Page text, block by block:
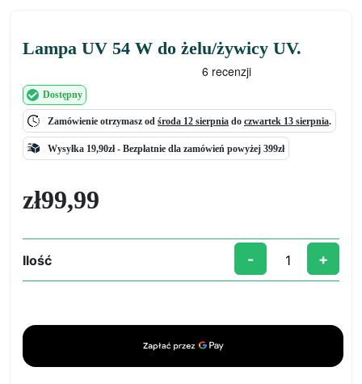
Lampa UV 54 W do żelu/żywicy UV.
Dostępny
Zamówienie otrzymasz od środa 12 sierpnia do czwartek 13 sierpnia.
Wysyłka 19,90zł - Bezpłatnie dla zamówień powyżej 399zł
zł99,99
Ilość
ilość
54
do
- +